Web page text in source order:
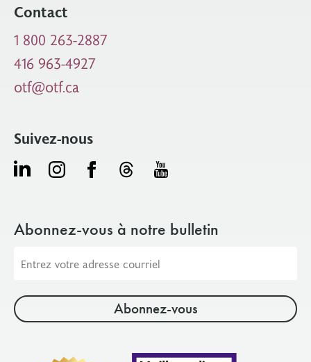
Contact
1 800 263-2887
416 963-4927
otf@otf.ca
Suivez-nous
Abonnez-vous à notre bulletin